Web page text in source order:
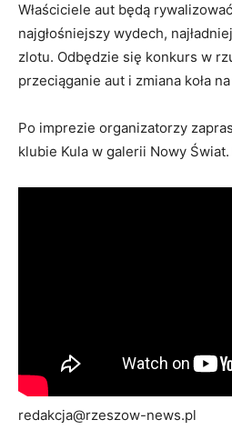
Właściciele aut będą
najgłośniejszy wydech,
zlotu. Odbędzie się konkurs w
przeciąganie aut i zmiana koła
Po imprezie organizatorzy
klubie Kula w galerii Nowy
redakcja@rzeszow-news.pl